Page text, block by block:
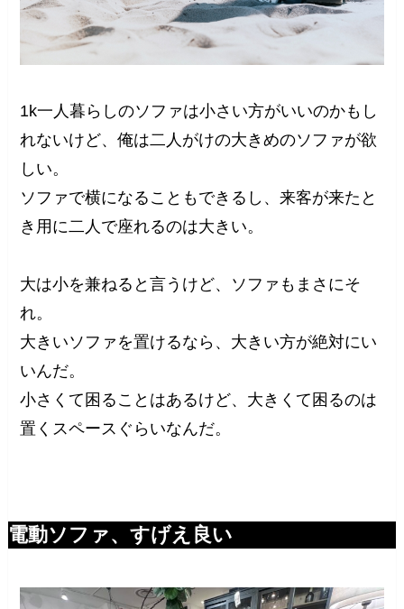
1k一人暮らしのソファは小さい方がいいのかもし
れないけど、俺は二人がけの大きめのソファが欲
しい。
ソファで横になることもできるし、来客が来たと
き用に二人で座れるのは大きい。
大は小を兼ねると言うけど、ソファもまさにそ
れ。
大きいソファを置けるなら、大きい方が絶対にい
いんだ。
小さくて困ることはあるけど、大きくて困るのは
置くスペースぐらいなんだ。
電動ソファ、すげえ良い